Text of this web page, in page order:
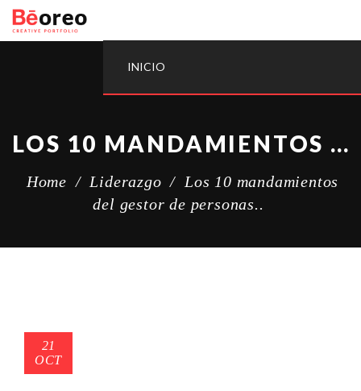
INICIO
LOS 10 MANDAMIENTOS DEL GESTOR DE PERSONAS..
Home / Liderazgo / Los 10 mandamientos
del gestor de personas..
21
OCT